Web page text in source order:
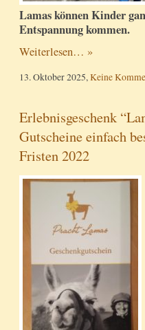
Lamas können Kinder
Entspannung kommen.
Weiterlesen… »
13. Oktober 2025, Keine
Erlebnisgeschenk
Gutscheine einfach
Fristen 2022